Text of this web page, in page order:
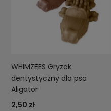
WHIMZEES Gryzak
dentystyczny dla psa
Aligator
2,50 zł